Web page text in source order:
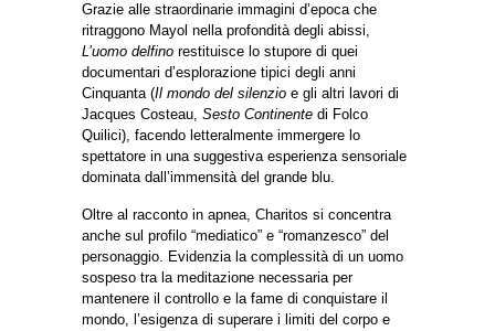
Grazie alle straordinarie immagini d’epoca che
ritraggono Mayol nella profondità degli abissi,
L’uomo delfino restituisce lo stupore di quei
documentari d’esplorazione tipici degli anni
Cinquanta (Il mondo del silenzio e gli altri lavori di
Jacques Costeau, Sesto Continente di Folco
Quilici), facendo letteralmente immergere lo
spettatore in una suggestiva esperienza sensoriale
dominata dall’immensità del grande blu.
Oltre al racconto in apnea, Charitos si concentra
anche sul profilo “mediatico” e “romanzesco” del
personaggio. Evidenzia la complessità di un uomo
sospeso tra la meditazione necessaria per
mantenere il controllo e la fame di conquistare il
mondo, l’esigenza di superare i limiti del corpo e